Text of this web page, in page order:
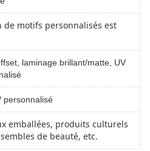
de motifs personnalisés est
laminage brillant/matte, UV
personnalisé
emballées, produits culturels
de beauté, etc.